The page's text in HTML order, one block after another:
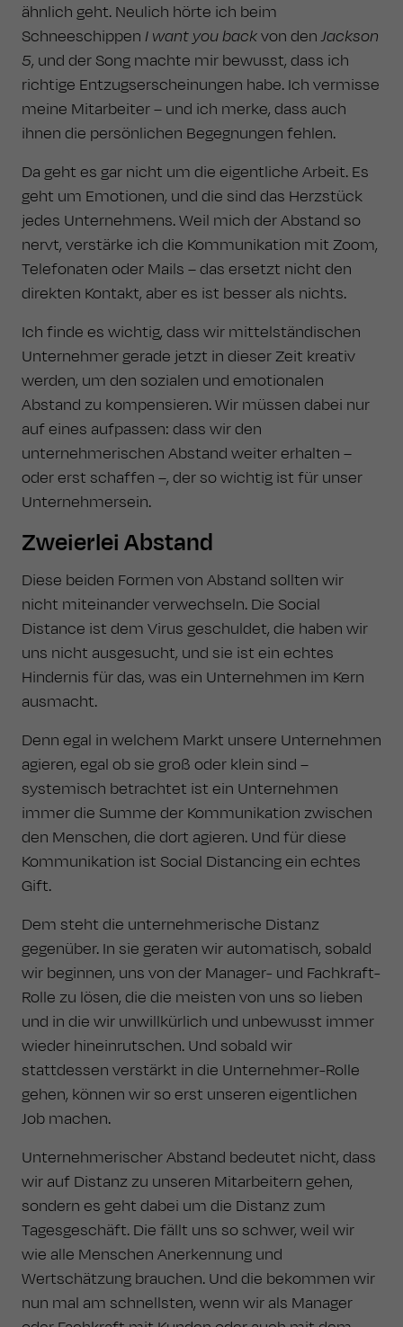
ähnlich geht. Neulich hörte ich beim
Schneeschippen I want you backvon denJackson
5, und der Song machte mir bewusst, dass ich
richtige Entzugserscheinungen habe. Ich vermisse
meine Mitarbeiter – und ich merke, dass auch
ihnen die persönlichen Begegnungen fehlen.
Da geht es gar nicht um die eigentliche Arbeit. Es
geht um Emotionen, und die sind das Herzstück
jedes Unternehmens. Weil mich der Abstand so
nervt, verstärke ich die Kommunikation mit Zoom,
Telefonaten oder Mails – das ersetzt nicht den
direkten Kontakt, aber es ist besser als nichts.
Ich finde es wichtig, dass wir mittelständischen
Unternehmer gerade jetzt in dieser Zeit kreativ
werden, um den sozialen und emotionalen
Abstand zu kompensieren. Wir müssen dabei nur
auf eines aufpassen: dass wir den
unternehmerischen Abstand weiter erhalten –
oder erst schaffen –, der so wichtig ist für unser
Unternehmersein.
Zweierlei Abstand
Diese beiden Formen von Abstand sollten wir
nicht miteinander verwechseln. Die Social
Distance ist dem Virus geschuldet, die haben wir
uns nicht ausgesucht, und sie ist ein echtes
Hindernis für das, was ein Unternehmen im Kern
ausmacht.
Denn egal in welchem Markt unsere Unternehmen
agieren, egal ob sie groß oder klein sind –
systemisch betrachtet ist ein Unternehmen
immer die Summe der Kommunikation zwischen
den Menschen, die dort agieren. Und für diese
Kommunikation ist Social Distancing ein echtes
Gift.
Dem steht die unternehmerische Distanz
gegenüber. In sie geraten wir automatisch, sobald
wir beginnen, uns von der Manager- und Fachkraft-
Rolle zu lösen, die die meisten von uns so lieben
und in die wir unwillkürlich und unbewusst immer
wieder hineinrutschen. Und sobald wir
stattdessen verstärkt in die Unternehmer-Rolle
gehen, können wir so erst unseren eigentlichen
Job machen.
Unternehmerischer Abstand bedeutet nicht, dass
wir auf Distanz zu unseren Mitarbeitern gehen,
sondern es geht dabei um die Distanz zum
Tagesgeschäft. Die fällt uns so schwer, weil wir
wie alle Menschen Anerkennung und
Wertschätzung brauchen. Und die bekommen wir
nun mal am schnellsten, wenn wir als Manager